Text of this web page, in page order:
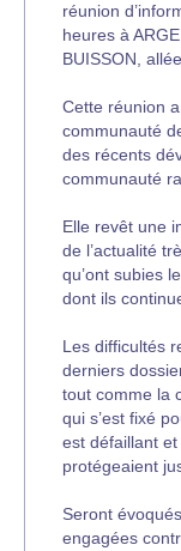
réunion
heures à
BUISSON,
Cette réunion
communauté
des récents
communauté
Elle revêt une
de l’actualité
qu’ont subies
dont ils
Les difficultés
derniers
tout comme la
qui s’est fixé
est défaillant
protégeaient
Seront
engagées